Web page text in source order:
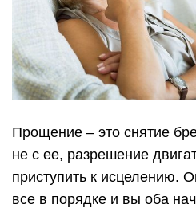
Прощение – это снятие
не с ее, разрешение
приступить к исцелению.
все в порядке и вы оба